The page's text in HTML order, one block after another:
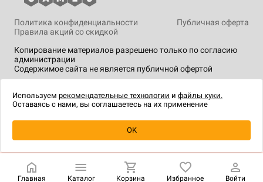
Уведомить о наличии
Копирование материалов разрешено только по согласию
администрации
Содержимое сайта не является публичной офертой
Политика конфиденциальности
Публичная оферта
Правила акций со скидкой
технологии.
Главная Каталог Корзина Избранное Войти
Используем рекомендательные технологии и файлы куки.
Оставаясь с нами, вы соглашаетесь на их применение
OK